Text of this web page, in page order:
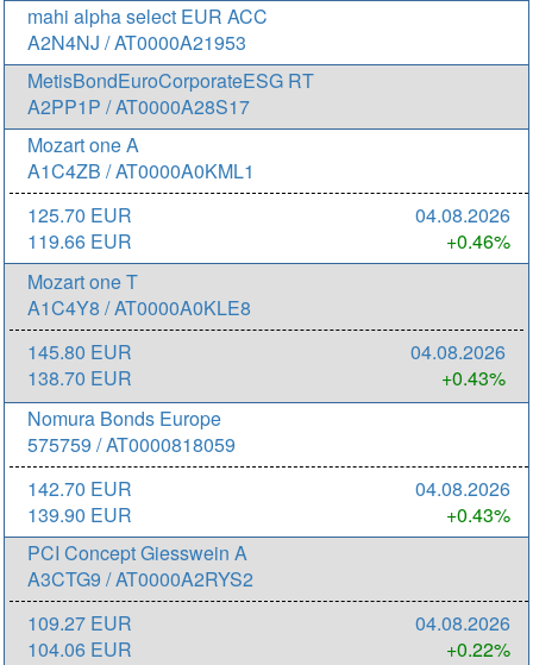
mahi alpha select EUR ACC
A2N4NJ / AT0000A21953
MetisBondEuroCorporateESG RT
A2PP1P / AT0000A28S17
Mozart one A
A1C4ZB / AT0000A0KML1
125.70 EUR
119.66 EUR
04.08.2026
+0.46%
Mozart one T
A1C4Y8 / AT0000A0KLE8
145.80 EUR
138.70 EUR
04.08.2026
+0.43%
Nomura Bonds Europe
575759 / AT0000818059
142.70 EUR
139.90 EUR
04.08.2026
+0.43%
PCI Concept Giesswein A
A3CTG9 / AT0000A2RYS2
109.27 EUR
104.06 EUR
04.08.2026
+0.22%